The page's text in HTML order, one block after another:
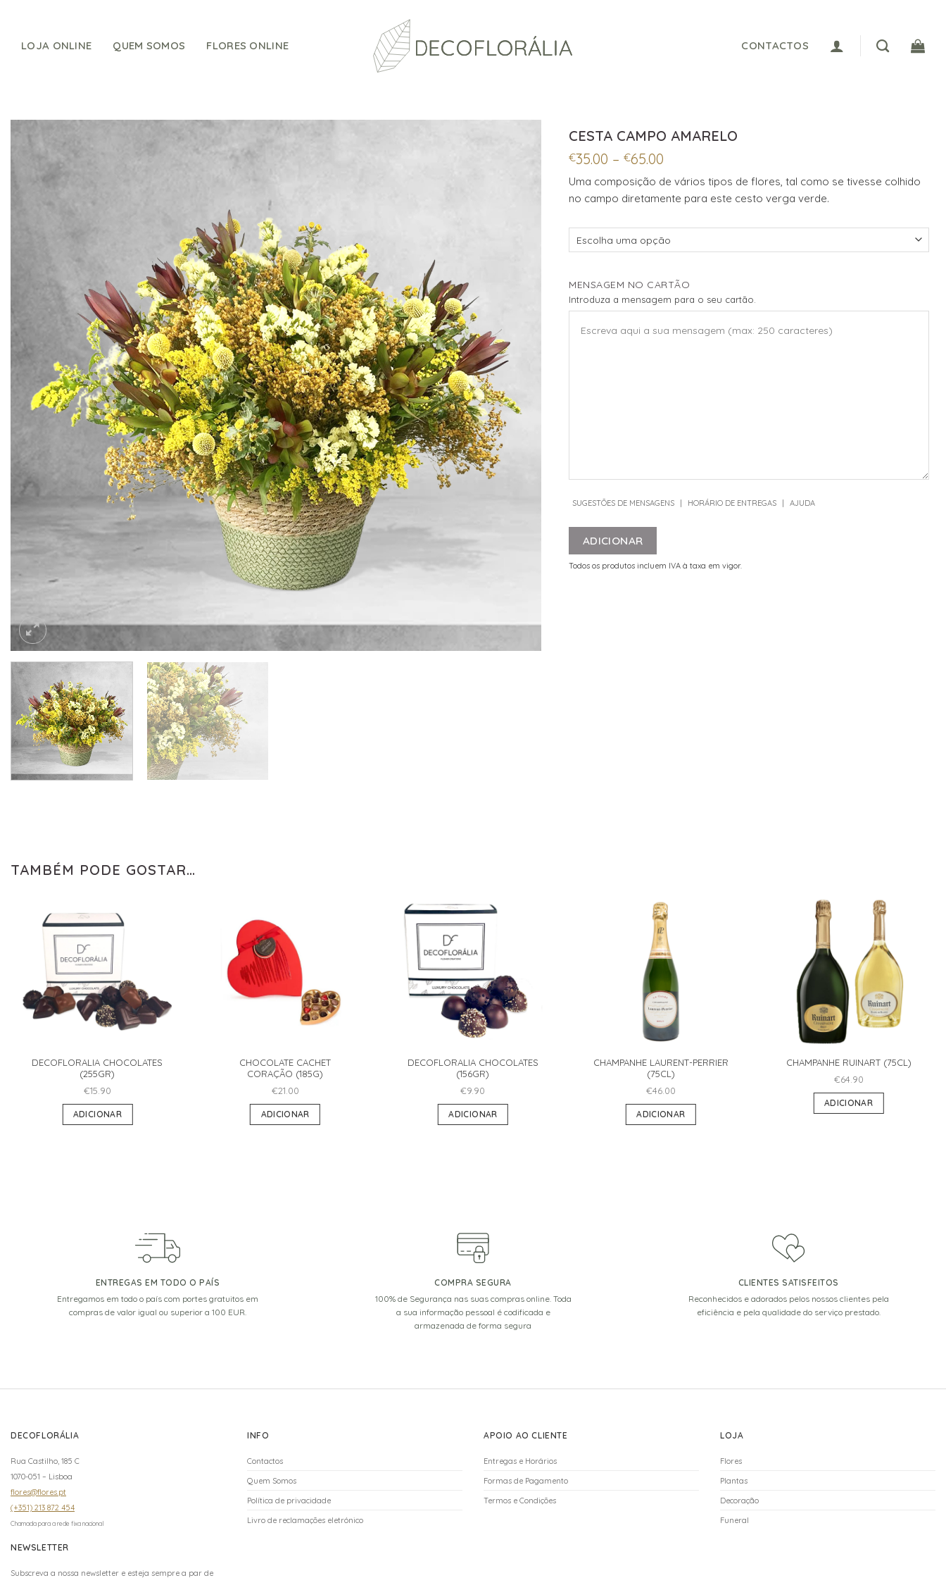
contentLOJA ONLINE QUEM SOMOS FLORES ONLINE CONTACTOS
CESTA CAMPO AMARELO
€35.00 – €65.00
€35.00
through
Uma composição de vários tipos de flores, tal como se tivesse colhido
no campo diretamente para este cesto verga verde.
MENSAGEM NO CARTÃO
Introduza a mensagem para o seu cartão.
SUGESTÕES DE MENSAGENS HORÁRIO DE ENTREGAS AJUDA
ADICIONAR
Todos os produtos incluem IVA à taxa em vigor.
TAMBÉM PODE GOSTAR…
DECOFLORALIA CHOCOLATES
(255GR)
€15.90
ADICIONAR
CHOCOLATE CACHET
CORAÇÃO (185G)
€21.00
ADICIONAR
DECOFLORALIA CHOCOLATES
(156GR)
€9.90
ADICIONAR
CHAMPANHE LAURENT-PERRIER
(75CL)
€46.00
ADICIONAR
CHAMPANHE RUINART (75CL)
€64.90
ADICIONAR
ENTREGAS EM TODO O PAÍS
Entregamos em todo o país com portes gratuitos em
compras de valor igual ou superior a 100 EUR.
COMPRA SEGURA
100% de Segurança nas suas compras online. Toda
a sua informação pessoal é codificada e
armazenada de forma segura
CLIENTES SATISFEITOS
Reconhecidos e adorados pelos nossos clientes pela
eficiência e pela qualidade do serviço prestado.
DECOFLORÁLIA
Rua Castilho, 185 C
1070-051 – Lisboa
flores@flores.pt
(+351) 213 872 454
Chamada para a rede fixa nacional
NEWSLETTER
Subscreva a nossa newsletter e esteja sempre a par de
INFO
Contactos
Quem Somos
Política de privacidade
Livro de reclamações eletrónico
APOIO AO CLIENTE
Entregas e Horários
Formas de Pagamento
Termos e Condições
LOJA
Flores
Plantas
Decoração
Funeral